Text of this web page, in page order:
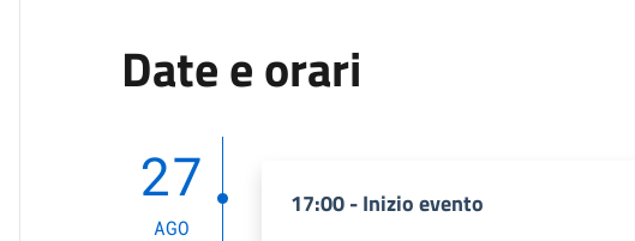
Date e orari
27
AGO
17:00 - Inizio evento